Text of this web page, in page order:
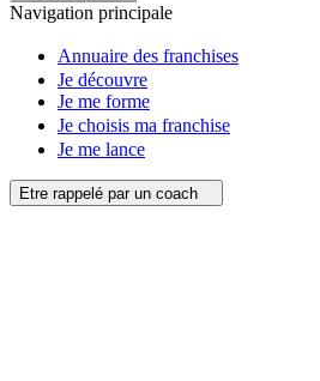
Navigation principale
Annuaire des franchises
Je découvre
Je me forme
Je choisis ma franchise
Je me lance
Etre rappelé par un coach